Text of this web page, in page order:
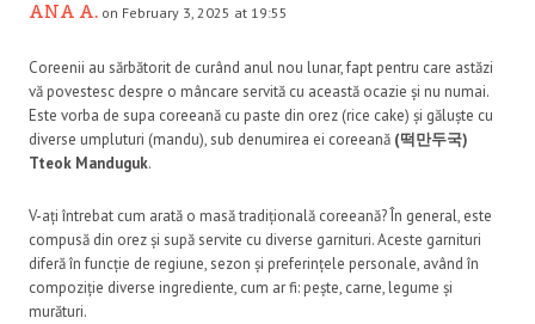
ANA A. on February 3, 2025 at 19:55
Coreenii au sărbătorit de curând anul nou lunar, fapt pentru care astăzi
vă povestesc despre o mâncare servită cu această ocazie și nu numai.
Este vorba de supa coreeană cu paste din orez (rice cake) și găluște cu
diverse umpluturi (mandu), sub denumirea ei coreeană (떡만두국)
Tteok Manduguk.
V-ați întrebat cum arată o masă tradițională coreeană? În general, este
compusă din orez și supă servite cu diverse garnituri. Aceste garnituri
diferă în funcție de regiune, sezon și preferințele personale, având în
compoziție diverse ingrediente, cum ar fi: pește, carne, legume și
murături.